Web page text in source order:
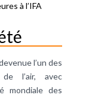
à l’IFA
l’un des
l’air, avec
mondiale des